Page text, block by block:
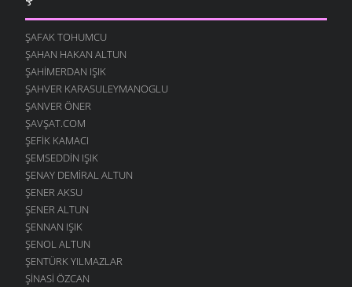
ŞAFAK TOHUMCU
ŞAHAN HAKAN ALTUN
ŞAHIMERDAN IŞIK
ŞAHVER KARASULEYMANOGLU
ŞANVER ÖNER
ŞAVŞAT.COM
ŞEFIK KAMACI
ŞEMSEDDIN IŞIK
ŞENAY DEMIRAL ALTUN
ŞENER AKSU
ŞENER ALTUN
ŞENNAN IŞIK
ŞENOL ALTUN
ŞENTÜRK YILMAZLAR
ŞINASI ÖZCAN